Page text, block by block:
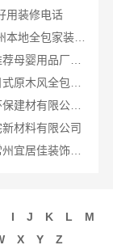
用装修电话
苏州百年豪庭新材料有限公司-苏州本地全包家装施工报价新房
济源全屋装修墙面刷新河南璟臻环保建材有限公司专业处理
材料有限公司
钟楼靠谱家庭装修口碑怎么样｜常州宜居佳装饰工程有限公司
I J K L
M
X Y Z